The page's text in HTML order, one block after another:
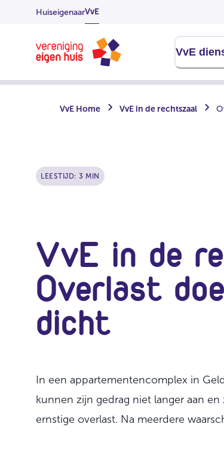
OverslaanHuiseigenaarVvE
Homepage
VvE
VvE Home VvE in de rechtszaal
LEESTIJD: 3 MIN
VvE in de
Overlast
dicht
In een appartementencomplex in
kunnen zijn gedrag niet langer aan
ernstige overlast. Na meerdere